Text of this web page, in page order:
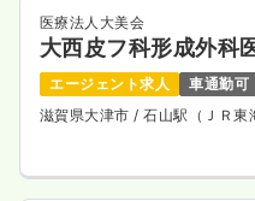
医療法人大美会
大西皮フ科形成外科
エージェント求人
車通勤可
滋賀県大津市/ 石山駅（ＪＲ東